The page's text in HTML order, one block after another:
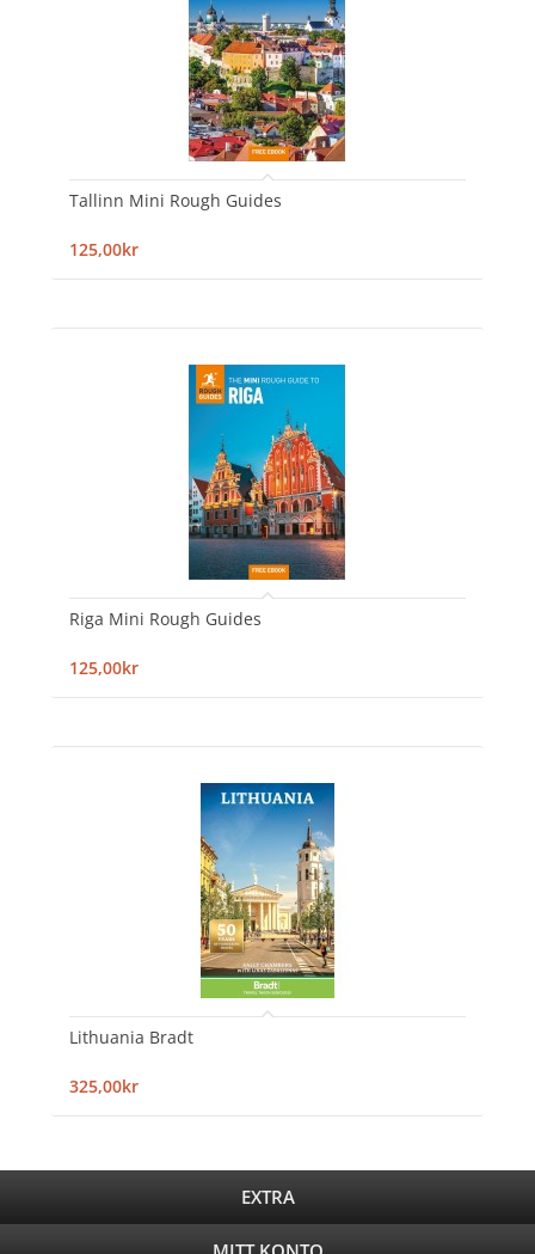
Tallinn Mini Rough Guides
125,00kr
Riga Mini Rough Guides
125,00kr
Lithuania Bradt
325,00kr
EXTRA